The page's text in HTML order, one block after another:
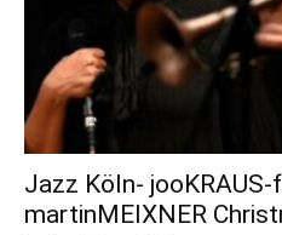
Jazz Köln-
martinMEIXNER